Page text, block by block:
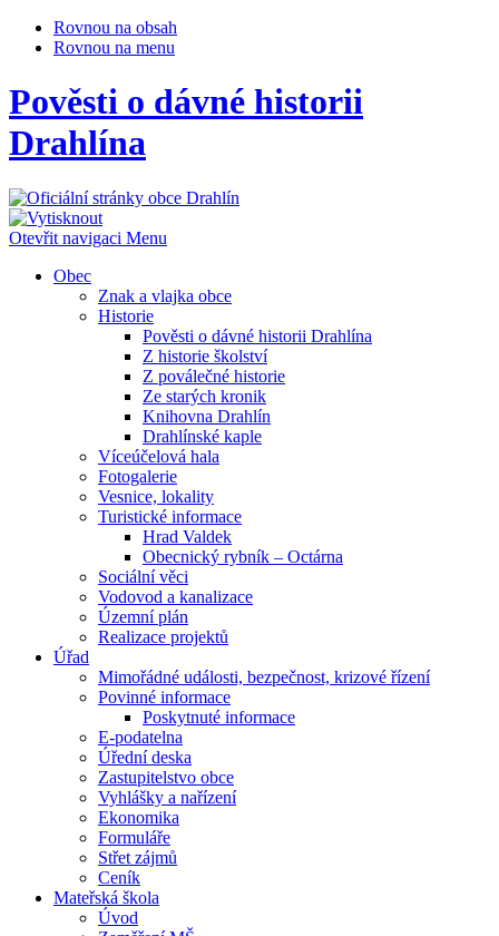
Rovnou na obsah
Rovnou na menu
Pověsti o dávné historii
Drahlína
Otevřit navigaci Menu
Obec
Znak a vlajka obce
Historie
Pověsti o dávné historii Drahlína
Z historie školství
Z poválečné historie
Ze starých kronik
Knihovna Drahlín
Drahlínské kaple
Víceúčelová hala
Fotogalerie
Vesnice, lokality
Turistické informace
Hrad Valdek
Obecnický rybník – Octárna
Sociální věci
Vodovod a kanalizace
Územní plán
Realizace projektů
Úřad
Mimořádné události, bezpečnost, krizové řízení
Povinné informace
Poskytnuté informace
E-podatelna
Úřední deska
Zastupitelstvo obce
Vyhlášky a nařízení
Ekonomika
Formuláře
Střet zájmů
Ceník
Mateřská škola
Úvod